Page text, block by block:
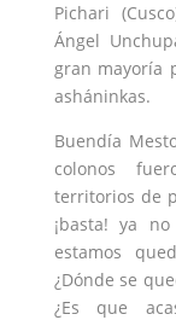
Pichari
Ángel
gran mayoría
asháninkas.
Buendía
colonos
territorios de
¡basta! ya
estamos
¿Dónde se
¿Es que